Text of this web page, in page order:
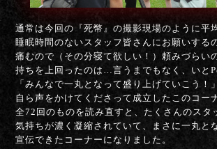
通常は今回の『死幣』の撮影現場のように平
睡眠時間のないスタッフ皆さんにお願いする
痛むので（その分寝て欲しい！）頼みづらい
持ちを上回ったのは…言うまでもなく、いとP
「みんなで一丸となって盛り上げていこう！
自ら声をかけてくださって成立したこのコー
全72回のものを読み直すと、たくさんのスタ
気持ちが濃く凝縮されていて、まさに一丸と
宣伝できたコーナーになりました。